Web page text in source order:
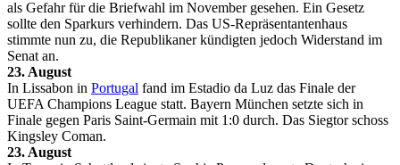
als Gefahr für die Briefwahl im November gesehen. Ein Gesetz
sollte den Sparkurs verhindern. Das US-Repräsentantenhaus
stimmte nun zu, die Republikaner kündigten jedoch Widerstand im
Senat an.
23. August
In Lissabon in Portugal fand im Estadio da Luz das Finale der
UEFA Champions League statt. Bayern München setzte sich in
Finale gegen Paris Saint-Germain mit 1:0 durch. Das Siegtor schoss
Kingsley Coman.
23. August